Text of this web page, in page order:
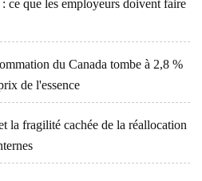
ce que les employeurs doivent faire
du Canada tombe à 2,8 %
de l'essence
la fragilité cachée de la réallocation